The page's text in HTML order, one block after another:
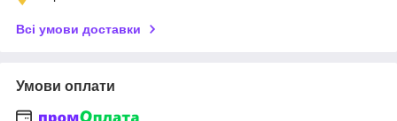
Всі умови доставки
Умови оплати